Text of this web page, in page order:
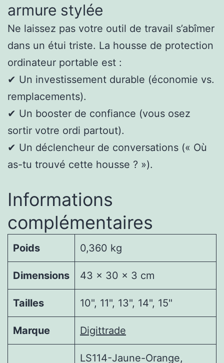
armure stylée
Ne laissez pas votre outil de travail s’abîmer
dans un étui triste. La housse de protection
ordinateur portable est :
✔ Un investissement durable (économie vs.
remplacements).
✔ Un booster de confiance (vous osez
sortir votre ordi partout).
✔ Un déclencheur de conversations (« Où
as-tu trouvé cette housse ? »).
Informations
complémentaires
Poids 0,360 kg
Dimensions 43 × 30 × 3 cm
Tailles 10", 11", 13", 14", 15"
Marque Digittrade
LS114-Jaune-Orange,